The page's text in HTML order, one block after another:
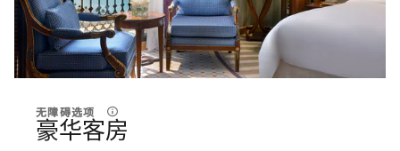
无障碍选项
豪华客房